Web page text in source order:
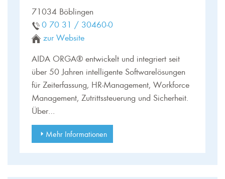
AIDA ORGA® entwickelt und integriert seit
über 50 Jahren intelligente Softwarelösungen
für Zeiterfassung, HR-Management, Workforce
Management, Zutrittssteuerung und Sicherheit.
Über…
Mehr Informationen
71034 Böblingen
0 70 31 / 30460-0
zur Website